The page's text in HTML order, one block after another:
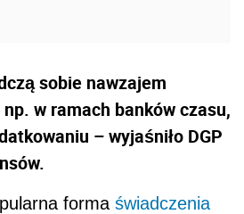
sobie nawzajem
w ramach banków czasu,
– wyjaśniło DGP
forma świadczenia